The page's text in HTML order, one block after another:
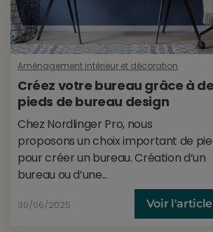
Aménagement intérieur et décoration
Créez votre bureau grâce à
pieds de bureau design
Chez Nordlinger Pro, nous
proposons un choix important de
pour créer un bureau. Création d’un
bureau ou d’une...
30/06/2025 Voir l'article